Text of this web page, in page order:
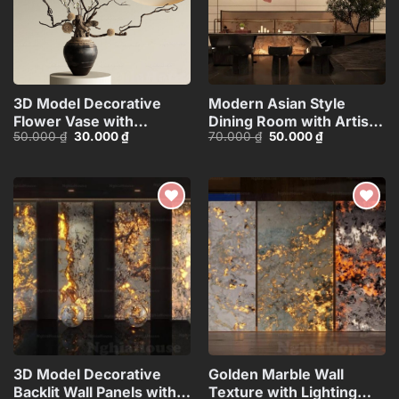
3D Model Decorative
Flower Vase with
Branches – 3ds
50.000₫ Giá
30.000₫Giá
hiện
30.000 ₫.
Modern Asian Style
Dining Room with Artistic
Ceiling
70.000₫ Giá
50.000₫Giá
hiện
50.000 ₫.
Add to
wishlist
3D Model Decorative
Backlit Wall Panels with
Add to
wishlist
Golden Marble Wall
Texture with Lighting